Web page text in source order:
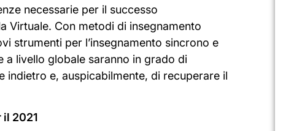
necessarie per il successo
Virtuale. Con metodi di insegnamento
strumenti per l’insegnamento sincrono e
a livello globale saranno in grado di
indietro e, auspicabilmente, di recuperare il
2021